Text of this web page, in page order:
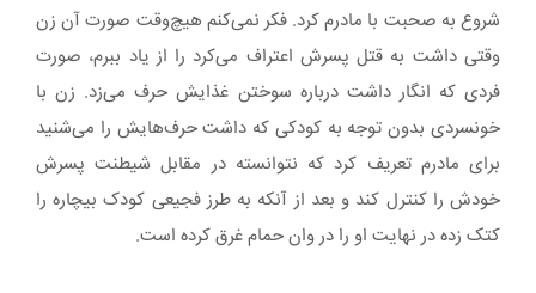
شروع به صحبت با مادرم کرد. فکر نمی‌کنم هیچ‌وقت صورت آن زن
وقتی داشت به قتل پسرش اعتراف می‌کرد را از یاد ببرم، صورت
فردی که انگار داشت درباره سوختن غذایش حرف می‌زد. زن با
خونسردی بدون توجه به کودکی که داشت حرف‌هایش را می‌شنید
برای مادرم تعریف کرد که نتوانسته در مقابل شیطنت پسرش
خودش را کنترل کند و بعد از آنکه به طرز فجیعی کودک بیچاره را
کتک زده در نهایت او را در وان حمام غرق کرده است.